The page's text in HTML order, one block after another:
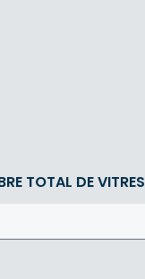
TOTAL DE VITRES